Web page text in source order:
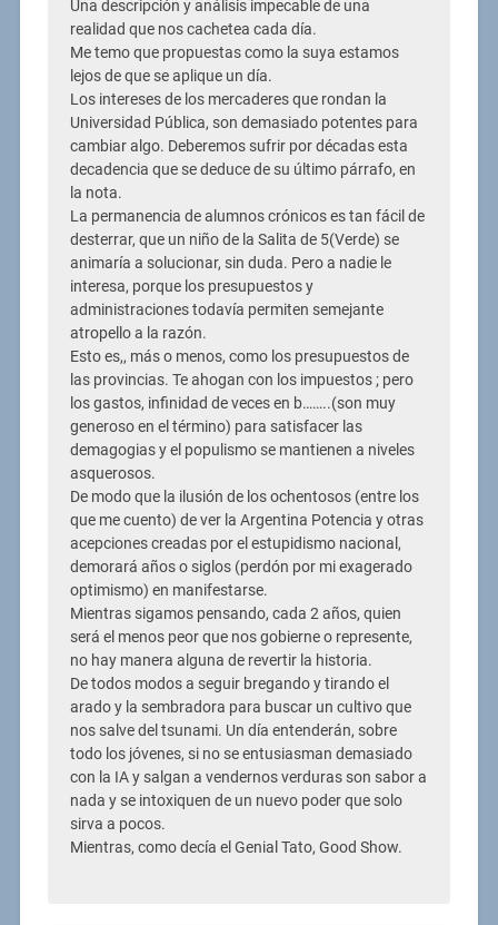
Una descripción y análisis impecable de una
realidad que nos cachetea cada día.
Me temo que propuestas como la suya estamos
lejos de que se aplique un día.
Los intereses de los mercaderes que rondan la
Universidad Pública, son demasiado potentes para
cambiar algo. Deberemos sufrir por décadas esta
decadencia que se deduce de su último párrafo, en
la nota.
La permanencia de alumnos crónicos es tan fácil de
desterrar, que un niño de la Salita de 5(Verde) se
animaría a solucionar, sin duda. Pero a nadie le
interesa, porque los presupuestos y
administraciones todavía permiten semejante
atropello a la razón.
Esto es,, más o menos, como los presupuestos de
las provincias. Te ahogan con los impuestos ; pero
los gastos, infinidad de veces en b……..(son muy
generoso en el término) para satisfacer las
demagogias y el populismo se mantienen a niveles
asquerosos.
De modo que la ilusión de los ochentosos (entre los
que me cuento) de ver la Argentina Potencia y otras
acepciones creadas por el estupidismo nacional,
demorará años o siglos (perdón por mi exagerado
optimismo) en manifestarse.
Mientras sigamos pensando, cada 2 años, quien
será el menos peor que nos gobierne o represente,
no hay manera alguna de revertir la historia.
De todos modos a seguir bregando y tirando el
arado y la sembradora para buscar un cultivo que
nos salve del tsunami. Un día entenderán, sobre
todo los jóvenes, si no se entusiasman demasiado
con la IA y salgan a vendernos verduras son sabor a
nada y se intoxiquen de un nuevo poder que solo
sirva a pocos.
Mientras, como decía el Genial Tato, Good Show.